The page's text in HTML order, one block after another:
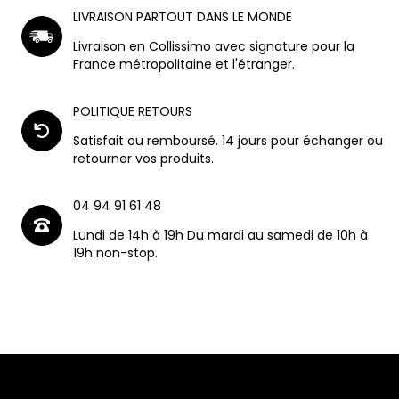
LIVRAISON PARTOUT DANS LE MONDE
Livraison en Collissimo avec signature pour la
France métropolitaine et l'étranger.
POLITIQUE RETOURS
Satisfait ou remboursé. 14 jours pour échanger ou
retourner vos produits.
04 94 91 61 48
Lundi de 14h à 19h Du mardi au samedi de 10h à
19h non-stop.